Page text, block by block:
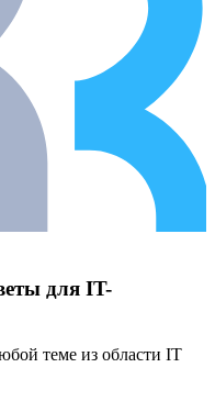
для IT-
теме из области IT